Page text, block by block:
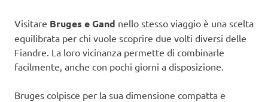
Visitare Bruges e Gand nello stesso viaggio è una scelta
equilibrata per chi vuole scoprire due volti diversi delle
Fiandre. La loro vicinanza permette di combinarle
facilmente, anche con pochi giorni a disposizione.
Bruges colpisce per la sua dimensione compatta e